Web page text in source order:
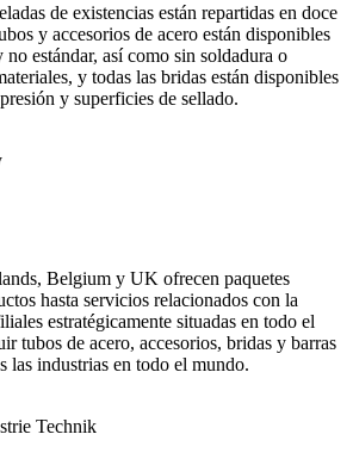
de existencias están repartidas en doce
y accesorios de acero están disponibles
no estándar, así como sin soldadura o
y todas las bridas están disponibles
y superficies de sellado.
Belgium y UK ofrecen paquetes
hasta servicios relacionados con la
estratégicamente situadas en todo el
tubos de acero, accesorios, bridas y barras
las industrias en todo el mundo.